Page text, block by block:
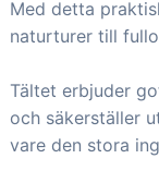
Med detta
naturturer till fullo
Tältet erbjuder
och säkerställer
vare den stora